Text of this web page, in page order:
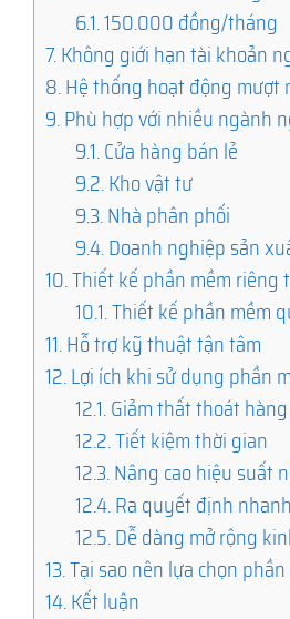
6.1.150.000 đồng/tháng
7.Không giới hạn tài khoản
8.Hệ thống hoạt động mượt
9.Phù hợp với nhiều ngành
9.1.Cửa hàng bán lẻ
9.2.Kho vật tư
9.3.Nhà phân phối
9.4.Doanh nghiệp sản
10.Thiết kế phần mềm riêng
10.1.Thiết kế phần mềm
11.Hỗ trợ kỹ thuật tận tâm
12.Lợi ích khi sử dụng phần
12.1.Giảm thất thoát
12.2.Tiết kiệm thời gian
12.3.Nâng cao hiệu suất
12.4.Ra quyết định
12.5.Dễ dàng mở rộng
13.Tại sao nên lựa chọn
14.Kết luận